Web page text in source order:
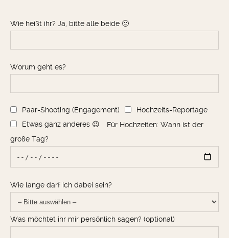
Wie heißt ihr? Ja, bitte alle beide 🙂
Worum geht es?
Paar-Shooting (Engagement)
Hochzeits-Reportage
Etwas ganz anderes 😉
Für Hochzeiten: Wann ist der
große Tag?
Wie lange darf ich dabei sein?
Was möchtet ihr mir persönlich sagen? (optional)